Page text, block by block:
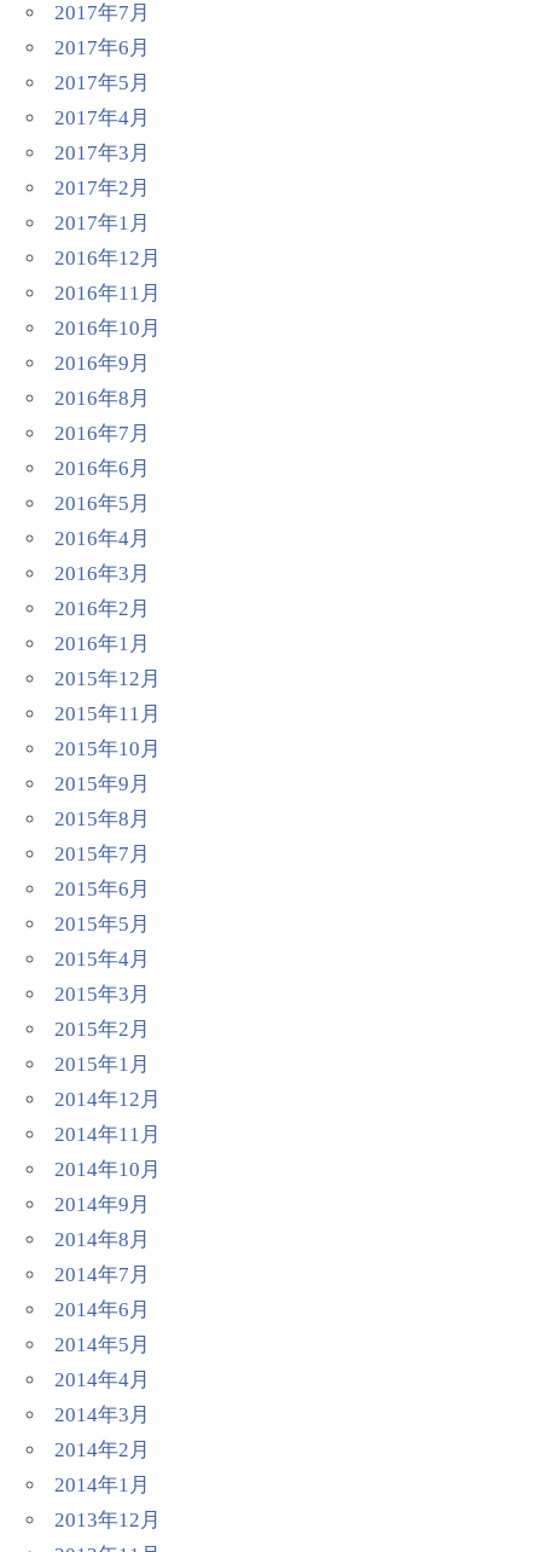
2017年7月
2017年6月
2017年5月
2017年4月
2017年3月
2017年2月
2017年1月
2016年12月
2016年11月
2016年10月
2016年9月
2016年8月
2016年7月
2016年6月
2016年5月
2016年4月
2016年3月
2016年2月
2016年1月
2015年12月
2015年11月
2015年10月
2015年9月
2015年8月
2015年7月
2015年6月
2015年5月
2015年4月
2015年3月
2015年2月
2015年1月
2014年12月
2014年11月
2014年10月
2014年9月
2014年8月
2014年7月
2014年6月
2014年5月
2014年4月
2014年3月
2014年2月
2014年1月
2013年12月